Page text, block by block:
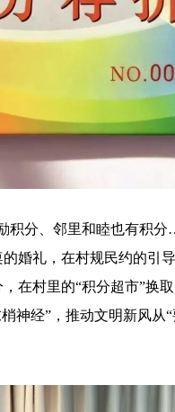
分、邻里和睦也有积
婚礼，在村规民约的引
在村里的“积分超市”换
神经”，推动文明新风从